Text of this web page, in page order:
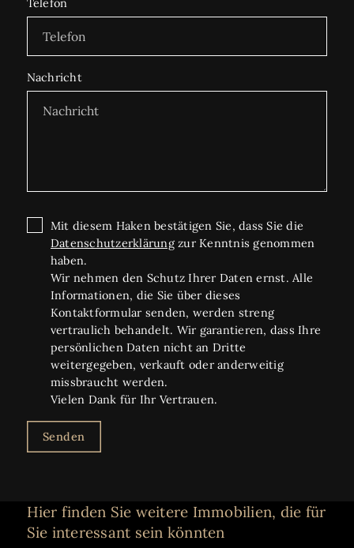
Telefon
Nachricht
Mit diesem Haken bestätigen Sie, dass Sie die
Datenschutzerklärungzur Kenntnis genommen
haben.
Wir nehmen den Schutz Ihrer Daten ernst. Alle
Informationen, die Sie über dieses
Kontaktformular senden, werden streng
vertraulich behandelt. Wir garantieren, dass Ihre
persönlichen Daten nicht an Dritte
weitergegeben, verkauft oder anderweitig
missbraucht werden.
Vielen Dank für Ihr Vertrauen.
Senden
Hier finden Sie weitere Immobilien, die für
Sie interessant sein könnten